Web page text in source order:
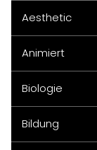
Aesthetic
Animiert
Biologie
Bildung